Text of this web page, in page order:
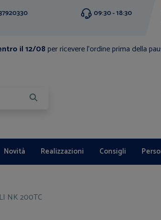
09:30 - 18:30
il 12/08per ricevere l'ordine prima della
Novità Realizzazioni Consigli
NK 200TC